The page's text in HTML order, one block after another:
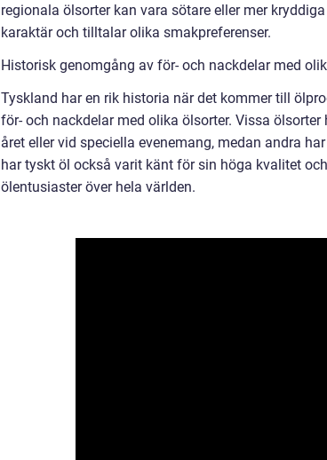
regionala ölsorter kan vara sötare eller mer
karaktär och tilltalar olika smakpreferenser.
Historisk genomgång av för- och nackdelar med
Tyskland har en rik historia när det kommer till
för- och nackdelar med olika ölsorter. Vissa
året eller vid speciella evenemang, medan andra
har tyskt öl också varit känt för sin höga kvalitet
ölentusiaster över hela världen.